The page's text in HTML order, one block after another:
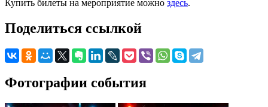
Купить билеты на мероприятие можно здесь.
Поделиться ссылкой
Фотографии события